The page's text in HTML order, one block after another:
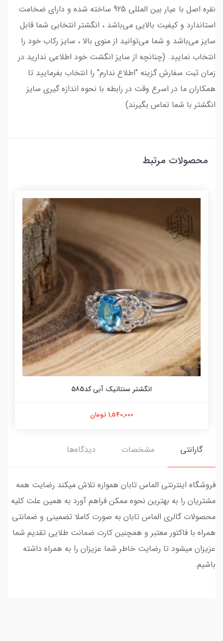
نقره اصل با عیار بین المللی 925 ساخته شده و دارای ضخامت
استاندارد و کیفیت بالایی می‌باشد ، انگشتر انتخابی شما قابل
سایز می‌باشد و شما می‌توانید از منوی بالا ، سایز رکاب خود را
انتخاب نمایید. (چنانچه از سایز انگشت خود اطلاعی ندارید در
زمان ثبت سفارش گزینه "اطلاع ندارم" را انتخاب بفرمایید تا
همکاران ما در اسرع وقت در رابطه با نحوه اندازه گیری سایز
انگشتر با شما تماس بگیرند)
محصولات مرتبط
انگشتر سنتاتیک آبی کد585
1,540,000 تومان
گارانتی مشخصات دیدگاه‌ها
فروشگاه اینترنتی الماس تابان همواره تلاش میکند رضایت همه
مشتریان را به بهترین نحوه ممکن فراهم آورد به همین علت کلیه
محصولات گالری الماس تابان به صورت کاملا تضمینی و ضمانتی
همراه با فاکتور معتبر و همچنین کارت ضمانت طلایی تقدیم شما
عزیزان میشود تا رضایت خاطر شما عزیزان را به همراه داشته
باشیم.